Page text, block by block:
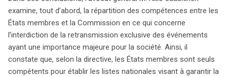
examine, tout d’abord, la répartition des compétences entre les
États membres et la Commission en ce qui concerne
l’interdiction de la retransmission exclusive des événements
ayant une importance majeure pour la société. Ainsi, il
constate que, selon la directive, les États membres sont seuls
compétents pour établir les listes nationales visant à garantir la